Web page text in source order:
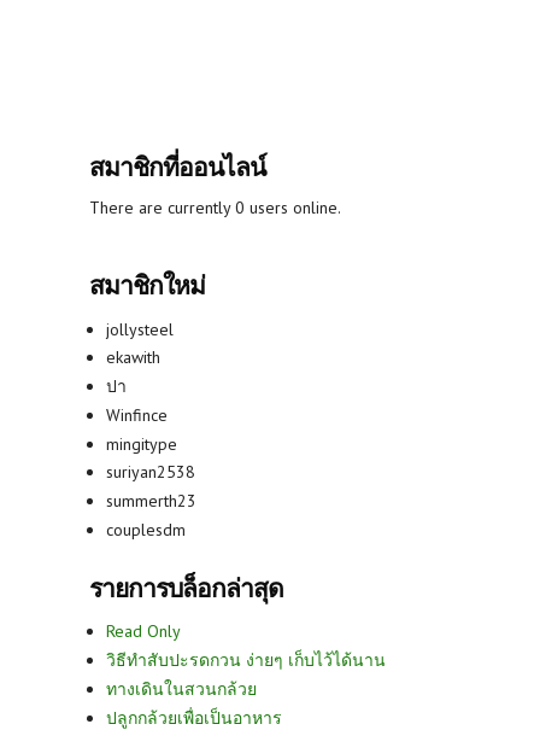
สมาชิกที่ออนไลน์
There are currently 0 users online.
สมาชิกใหม่
jollysteel
ekawith
ปา
Winfince
mingitype
suriyan2538
summerth23
couplesdm
รายการบล็อกล่าสุด
Read Only
วิธีทำสับปะรดกวน ง่ายๆ เก็บไว้ได้นาน
ทางเดินในสวนกล้วย
ปลูกกล้วยเพื่อเป็นอาหาร